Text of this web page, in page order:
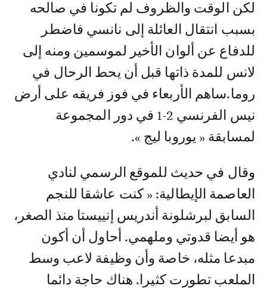
لكن الوقت والظروف لم تكونا في صالحه
بسبب انتقال العائلة إلى نانسي فاضطر
للدفاع عن ألوان الأخير لموسمين ومنه إلى
لانس للمدة ذاتها قبل أن يحط الرحال في
روما.ساهم الأربعاء في فوز فريقه على أرض
نيس الفرنسي 2-1 في دور المجموعة
لمسابقة « يوروبا ليج ».
وقال في حديث للموقع الرسمي لنادي
العاصمة الإيطالية: « كنت عاشقا للنجم
السابق لبرشلونة أندريس إنييستا منذ الصغر،
هو أيضا قدوتي وملهمي. أحاول أن أكون
مبدعا مثله، خاصة وأن وظيفة لاعب وسط
الملعب تطورت كثيرا. هناك حاجة دائما